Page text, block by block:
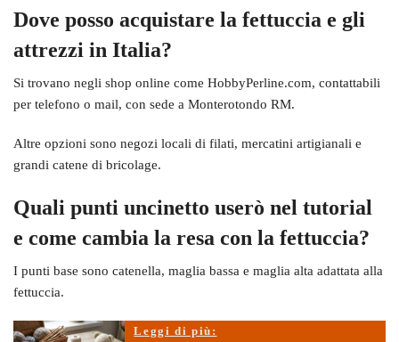
Dove posso acquistare la fettuccia e gli
attrezzi in Italia?
Si trovano negli shop online come HobbyPerline.com, contattabili
per telefono o mail, con sede a Monterotondo RM.
Altre opzioni sono negozi locali di filati, mercatini artigianali e
grandi catene di bricolage.
Quali punti uncinetto userò nel tutorial
e come cambia la resa con la fettuccia?
I punti base sono catenella, maglia bassa e maglia alta adattata alla
fettuccia.
Leggi di più: